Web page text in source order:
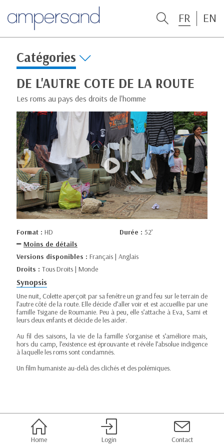
FR EN
Catégories
DE L'AUTRE COTE DE LA ROUTE
Les roms au pays des droits de l'homme
Format : HD Durée : 52’
Moins de détails
Versions disponibles : Français | Anglais
Droits : Tous Droits | Monde
Synopsis
Une nuit, Colette aperçoit par sa fenêtre un grand feu sur le terrain de
l’autre côté de la route. Elle décide d’aller voir et est accueillie par une
famille Tsigane de Roumanie. Peu à peu, elle s’attache à Eva, Sami et
leurs deux enfants et décide de les aider.
Au fil des saisons, la vie de la famille s’organise et s’améliore mais,
hors du camp, l’existence est éprouvante et révèle l’absolue indigence
à laquelle les roms sont condamnés.
Un film humaniste au-delà des clichés et des polémiques.
Home Login Contact